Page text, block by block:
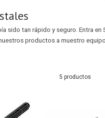
sido tan rápido y seguro. Entra
productos a muestro
5 productos